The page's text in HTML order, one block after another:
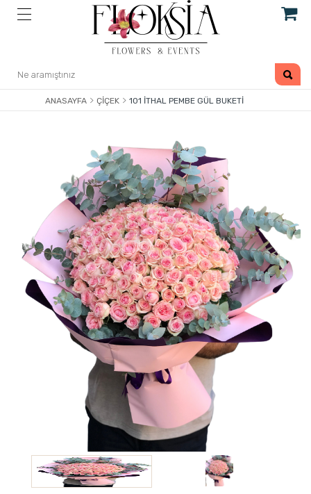
ANASAYFA ÇIÇEK 101 İTHAL PEMBE GÜL BUKETI